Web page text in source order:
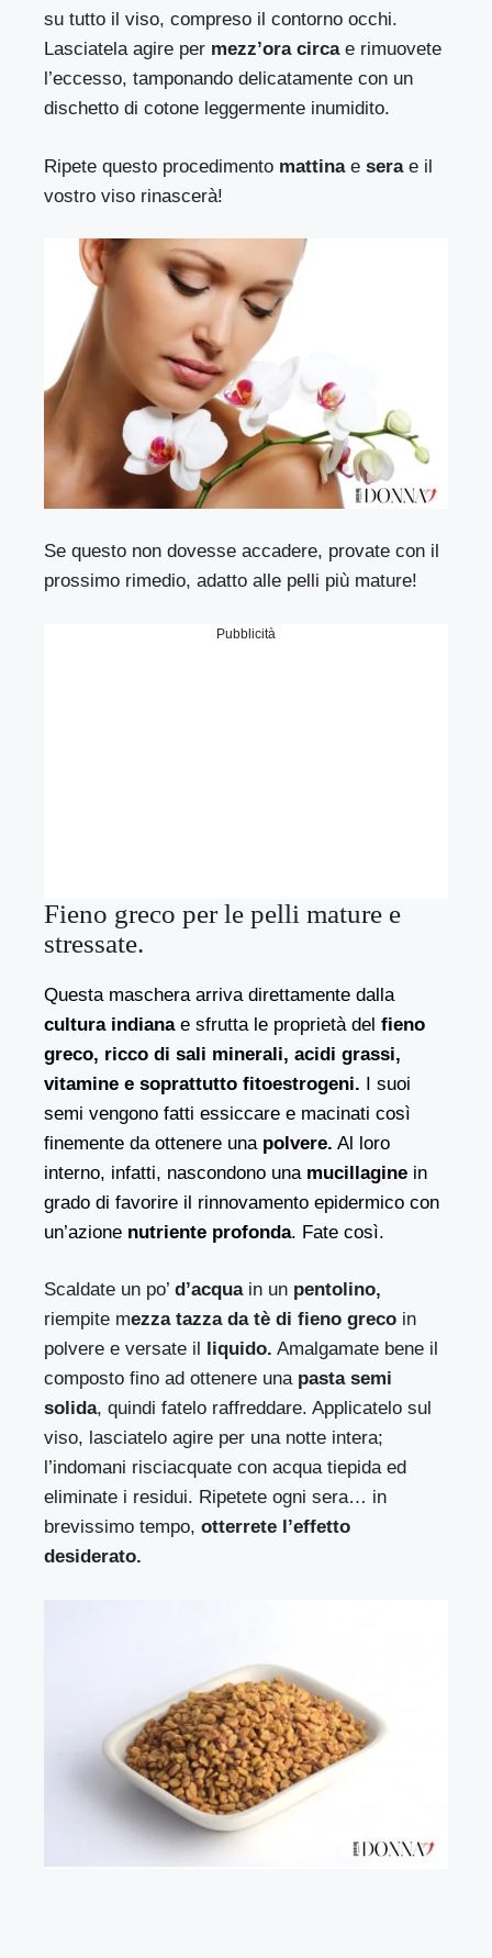
su tutto il viso, compreso il contorno occhi.
Lasciatela agire per mezz’ora circae rimuovete
l’eccesso, tamponando delicatamente con un
dischetto di cotone leggermente inumidito.
Ripete questo procedimento mattinaeserae il
vostro viso rinascerà!
Se questo non dovesse accadere, provate con il
prossimo rimedio, adatto alle pelli più mature!
Pubblicità
Fieno greco per le pelli mature e
stressate.
Questa maschera arriva direttamente dalla
cultura indianae sfrutta le proprietà del fieno
greco, ricco di sali minerali, acidi grassi,
vitamine e soprattutto fitoestrogeni. I suoi
semi vengono fatti essiccare e macinati così
finemente da ottenere una polvere. Al loro
interno, infatti, nascondono una mucillagine in
grado di favorire il rinnovamento epidermico con
un’azione nutriente profonda. Fate così.
Scaldate un po’d’acquain un pentolino,
riempite mezza tazza da tè di fieno greco in
polvere e versate il
liquido. Amalgamate bene il
composto fino ad ottenere una pasta semi
solida, quindi fatelo raffreddare. Applicatelo sul
viso, lasciatelo agire per una notte intera;
l’indomani risciacquate con acqua tiepida ed
eliminate i residui. Ripetete ogni sera… in
brevissimo tempo,otterrete l’effetto
desiderato.